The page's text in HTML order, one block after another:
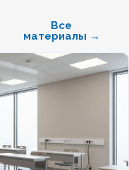
Все
материалы →